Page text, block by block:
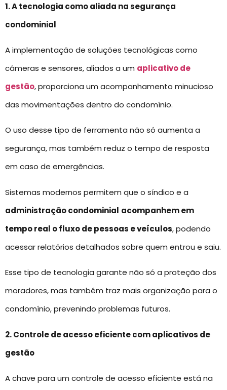
1. A tecnologia como aliada na segurança
condominial
A implementação de soluções tecnológicas como
câmeras e sensores, aliados a um aplicativo de
gestão, proporciona um acompanhamento minucioso
das movimentações dentro do condomínio.
O uso desse tipo de ferramenta não só aumenta a
segurança, mas também reduz o tempo de resposta
em caso de emergências.
Sistemas modernos permitem que o síndico e a
administração condominial acompanhem em
tempo real o fluxo de pessoas e veículos, podendo
acessar relatórios detalhados sobre quem entrou e saiu.
Esse tipo de tecnologia garante não só a proteção dos
moradores, mas também traz mais organização para o
condomínio, prevenindo problemas futuros.
2. Controle de acesso eficiente com aplicativos de
gestão
A chave para um controle de acesso eficiente está na